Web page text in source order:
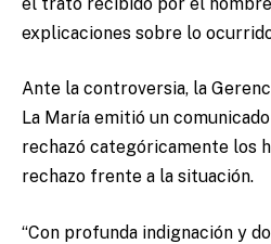
explicaciones sobre lo
Ante la controversia, la
La María emitió un
rechazó categóricamente los
rechazo frente a la situación.
“Con profunda indignación y